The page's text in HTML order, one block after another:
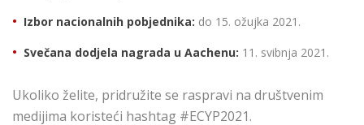
Izbor nacionalnih pobjednika: do 15. ožujka 2021.
Svečana dodjela nagrada u Aachenu: 11. svibnja 2021.
Ukoliko želite, pridružite se raspravi na društvenim
medijima koristeći hashtag #ECYP2021.